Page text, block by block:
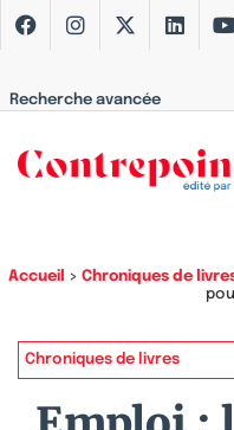
Recherche avancée
Accueil > Chroniques de
Chroniques de livres